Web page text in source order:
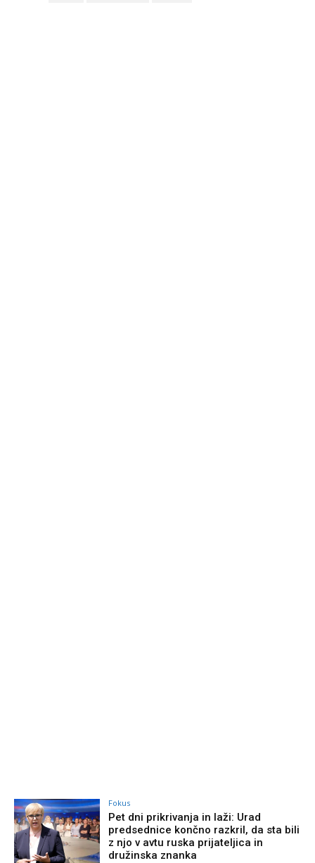
Fokus
Pet dni prikrivanja in laži: Urad
predsednice končno razkril, da sta bili
z njo v avtu ruska prijateljica in
družinska znanka